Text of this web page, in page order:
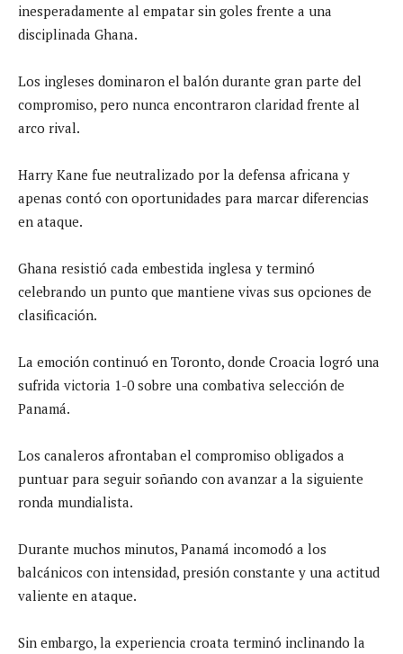
inesperadamente al empatar sin goles frente a una
disciplinada Ghana.
Los ingleses dominaron el balón durante gran parte del
compromiso, pero nunca encontraron claridad frente al
arco rival.
Harry Kane fue neutralizado por la defensa africana y
apenas contó con oportunidades para marcar diferencias
en ataque.
Ghana resistió cada embestida inglesa y terminó
celebrando un punto que mantiene vivas sus opciones de
clasificación.
La emoción continuó en Toronto, donde Croacia logró una
sufrida victoria 1-0 sobre una combativa selección de
Panamá.
Los canaleros afrontaban el compromiso obligados a
puntuar para seguir soñando con avanzar a la siguiente
ronda mundialista.
Durante muchos minutos, Panamá incomodó a los
balcánicos con intensidad, presión constante y una actitud
valiente en ataque.
Sin embargo, la experiencia croata terminó inclinando la